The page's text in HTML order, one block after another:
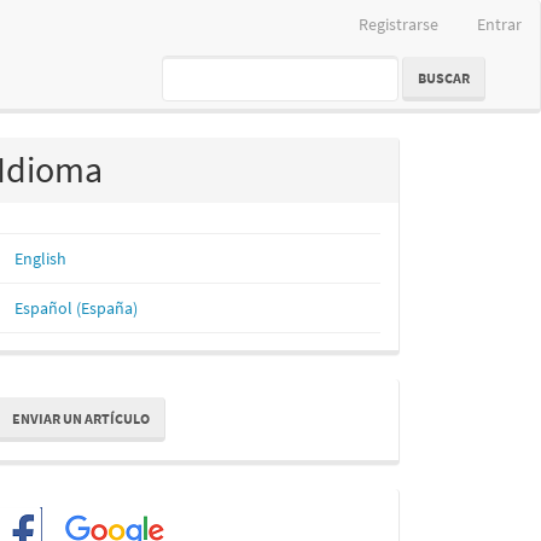
Registrarse Entrar
BUSCAR
Idioma
English
Español (España)
ENVIAR UN ARTÍCULO
Redes